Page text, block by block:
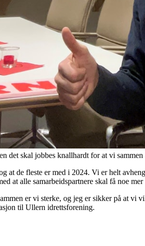
det skal jobbes knallhardt for at vi
at de fleste er med i 2024. Vi er helt
at alle samarbeidspartnere skal få noe
er vi sterke, og jeg er sikker på at vi
til Ullern idrettsforening.